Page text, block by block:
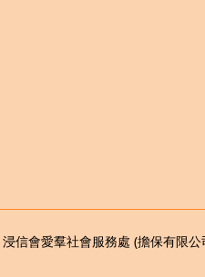
信會愛羣社會服務處 (擔保有限